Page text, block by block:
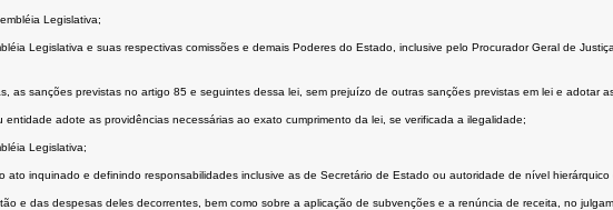
Legislativa;
Legislativa e suas respectivas comissões e demais Poderes do Estado, inclusive pelo Procurador Geral de
sanções previstas no artigo 85 e seguintes dessa lei, sem prejuízo de outras sanções previstas em lei e adotar
adote as providências necessárias ao exato cumprimento da lei, se verificada a ilegalidade;
Legislativa;
inquinado e definindo responsabilidades inclusive as de Secretário de Estado ou autoridade de nível hierárquico
e das despesas deles decorrentes, bem como sobre a aplicação de subvenções e a renúncia de receita, no